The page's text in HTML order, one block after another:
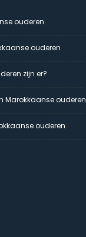
ouderen
ouderen
zijn er?
Marokkaanse ouderen
ouderen